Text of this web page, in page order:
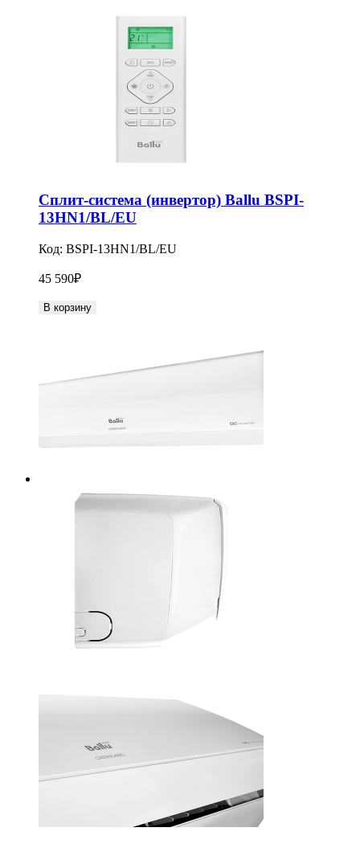
Сплит-система (инвертор) Ballu BSPI-
13HN1/BL/EU
Код: BSPI-13HN1/BL/EU
45 590₽
В корзину